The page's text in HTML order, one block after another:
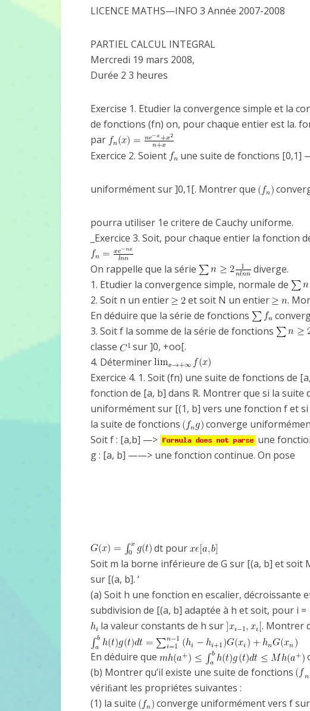
LICENCE MATHS—INFO 3 Année 2007-2008
PARTIEL CALCUL INTEGRAL
Mercredi 19 mars 2008,
Durée 2 3 heures
Exercise 1. Etudier la convergence simple et la
de fonctions (fn) on, pour chaque entier est la.
par
Exercice 2. Soient
une suite de fonctions [0,1]
uniformément sur ]0,1[. Montrer que
pourra utiliser 1e critere de Cauchy uniforme.
_Exercice 3. Soit, pour chaque entier la fonction
On rappelle que la série
diverge.
1. Etudier la convergence simple, normale de
2. Soit n un entier
et soit N un entier
.
En déduire que la série de fonctions
3. Soit f la somme de la série de fonctions
classe
sur ]0, +oo[.
4. Déterminer
Exercice 4. 1. Soit (fn) une suite de fonctions de
fonction de [a, b] dans ℝ. Montrer que si la suite
uniformément sur [(1, b] vers une fonction f et
la suite de fonctions
converge
Soit f : [a,b] —>
une
g : [a, b] ——> une fonction continue. On pose
dt pour
Soit m la borne inférieure de G sur [(a, b] et soit
sur [(a, b]. ‘
(a) Soit h une fonction en escalier, décroissante
subdivision de [(a, b] adaptée à h et soit, pour i =
la valeur constants de h sur
. Montrer
En déduire que
(b) Montrer qu’il existe une suite de fonctions
vériﬁant les propriétes suivantes :
(1) la suite
converge uniformément vers f